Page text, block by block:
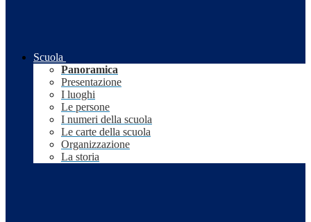
Scuola
Panoramica
Presentazione
I luoghi
Le persone
I numeri della scuola
Le carte della scuola
Organizzazione
La storia